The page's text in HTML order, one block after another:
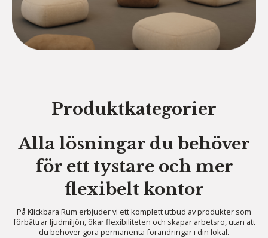
Produktkategorier
Alla lösningar du behöver
för ett tystare och mer
flexibelt kontor
På Klickbara Rum erbjuder vi ett komplett utbud av produkter som
förbättrar ljudmiljön, ökar flexibiliteten och skapar arbetsro, utan att
du behöver göra permanenta förändringar i din lokal.